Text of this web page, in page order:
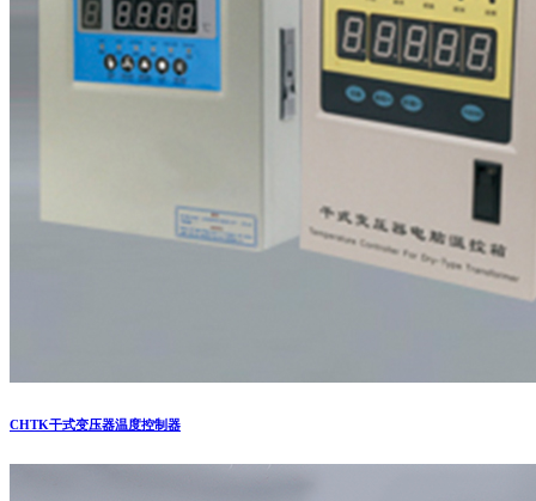
CHTK干式变压器温度控制器